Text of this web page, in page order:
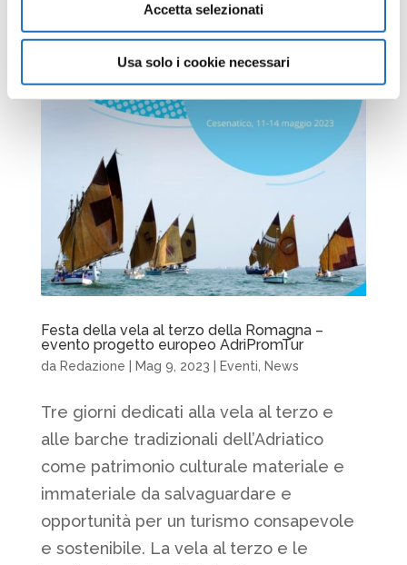
Accetta selezionati
Usa solo i cookie necessari
Festa della vela al terzo della Romagna –
evento progetto europeo AdriPromTur
da Redazione Mag 9, 2023 Eventi, News
Tre giorni dedicati alla vela al terzo e
alle barche tradizionali dell’Adriatico
come patrimonio culturale materiale e
immateriale da salvaguardare e
opportunità per un turismo consapevole
e sostenibile. La vela al terzo e le